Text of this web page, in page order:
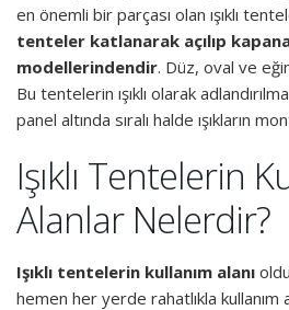
en önemli bir parçası olan ışıklı
tenteler katlanarak açılıp
modellerindendir. Düz, oval ve
Bu tentelerin ışıklı olarak
panel altında sıralı halde ışıkların
Işıklı Tentelerin
Alanlar Nelerdir?
Işıklı tentelerin kullanım alanı
hemen her yerde rahatlıkla kullanım